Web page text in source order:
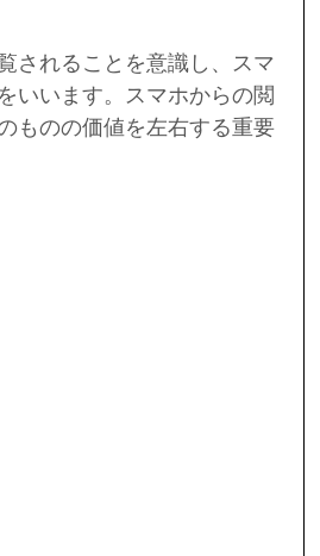
されることを意識し、スマ
いいます。スマホからの閲
ものの価値を左右する重要